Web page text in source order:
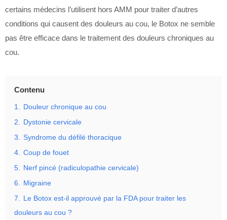
certains médecins l’utilisent hors AMM pour traiter d’autres
conditions qui causent des douleurs au cou, le Botox ne semble
pas être efficace dans le traitement des douleurs chroniques au
cou.
Contenu
1. Douleur chronique au cou
2. Dystonie cervicale
3. Syndrome du défilé thoracique
4. Coup de fouet
5. Nerf pincé (radiculopathie cervicale)
6. Migraine
7. Le Botox est-il approuvé par la FDA pour traiter les
douleurs au cou ?